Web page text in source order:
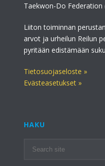
Taekwon-Do Federation
Liiton toiminnan
arvot ja urheilun Reilun
pyritään edistämään
Tietosuojaseloste »
Evästeasetukset »
HAKU